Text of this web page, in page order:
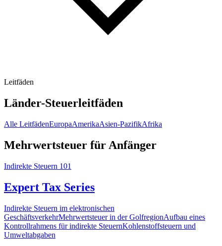
Leitfäden
Länder-Steuerleitfäden
Alle LeitfädenEuropaAmerikaAsien-PazifikAfrika
Mehrwertsteuer für Anfänger
Indirekte Steuern 101
Expert Tax Series
Indirekte Steuern im elektronischen
GeschäftsverkehrMehrwertsteuer in der GolfregionAufbau eines
Kontrollrahmens für indirekte SteuernKohlenstoffsteuern und
Umweltabgaben